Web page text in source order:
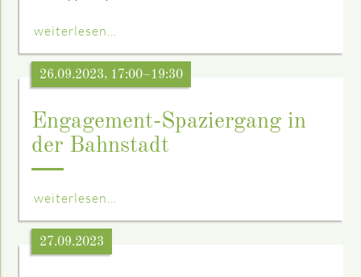
weiterlesen...
Engagement-Spaziergang in
der Bahnstadt
26.09.2023, 17:00–19:30
weiterlesen...
27.09.2023